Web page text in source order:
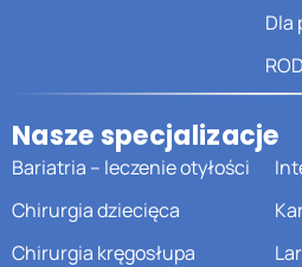
Dla
Nasze specjalizacje
Bariatria – leczenie otyłości
Chirurgia dziecięca
Chirurgia kręgosłupa